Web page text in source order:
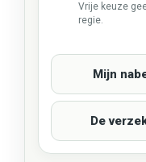
Vrije keuze
regie.
Mijn
De